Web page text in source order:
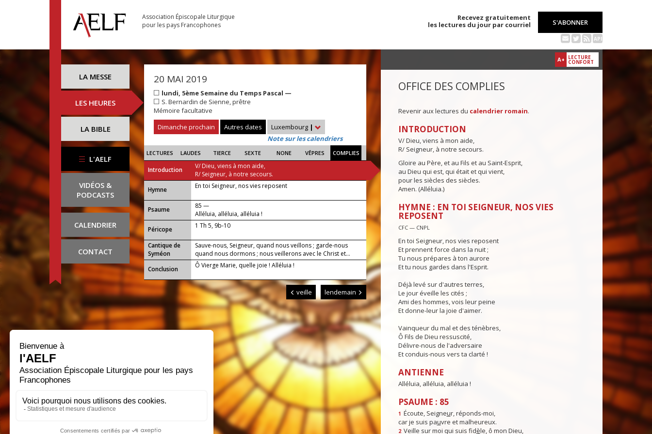
Association Épiscopale Liturgique
pour les pays Francophones
Recevez gratuitement
les lectures du jour par courriel
S'ABONNER
API
LA MESSE
LES HEURES
LA BIBLE
L'AELF
VIDÉOS &
PODCASTS
CALENDRIER
CONTACT
20 MAI 2019
lundi, 5ème Semaine du Temps Pascal —
S. Bernardin de Sienne, prêtre
Mémoire facultative
Dimanche prochain
Autres dates Luxembourg |
Note sur les calendriers
LECTURES LAUDES TIERCE SEXTE NONE VÊPRES COMPLIES
Introduction
V/ Dieu, viens à mon aide,
R/ Seigneur, à notre secours.
...
Hymne En toi Seigneur, nos vies reposent
Psaume
85 —
Alléluia, alléluia, alléluia !
Péricope
1 Th 5, 9b-10
Cantique de
Syméon
Sauve-nous, Seigneur, quand nous veillons ; garde-nous
quand nous dormons ; nous veillerons avec le Christ et...
Conclusion
Ô Vierge Marie, quelle joie ! Alléluia !
veille lendemain
A+ LECTURE
CONFORT
OFFICE DES COMPLIES
Revenir aux lectures du calendrier romain.
INTRODUCTION
V/ Dieu, viens à mon aide,
R/ Seigneur, à notre secours.
Gloire au Père, et au Fils et au Saint-Esprit,
au Dieu qui est, qui était et qui vient,
pour les siècles des siècles.
Amen. (Alléluia.)
HYMNE : EN TOI SEIGNEUR, NOS VIES
REPOSENT
CFC — CNPL
En toi Seigneur, nos vies reposent
Et prennent force dans la nuit ;
Tu nous prépares à ton aurore
Et tu nous gardes dans l'Esprit.
Déjà levé sur d'autres terres,
Le jour éveille les cités ;
Ami des hommes, vois leur peine
Et donne-leur la joie d'aimer.
Vainqueur du mal et des ténèbres,
Ô Fils de Dieu ressuscité,
Délivre-nous de l'adversaire
Et conduis-nous vers ta clarté !
ANTIENNE
Alléluia, alléluia, alléluia !
PSAUME : 85
1 Écoute, Seigneur, réponds-moi,
car je suis pauvre et malheureux.
2 Veille sur moi qui suis fidèle, ô mon Dieu,